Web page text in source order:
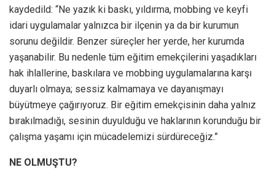
kaydedild: “Ne yazık ki baskı, yıldırma, mobbing ve keyfi
idari uygulamalar yalnızca bir ilçenin ya da bir kurumun
sorunu değildir. Benzer süreçler her yerde, her kurumda
yaşanabilir. Bu nedenle tüm eğitim emekçilerini yaşadıkları
hak ihlallerine, baskılara ve mobbing uygulamalarına karşı
duyarlı olmaya; sessiz kalmamaya ve dayanışmayı
büyütmeye çağırıyoruz. Bir eğitim emekçisinin daha yalnız
bırakılmadığı, sesinin duyulduğu ve haklarının korunduğu bir
çalışma yaşamı için mücadelemizi sürdüreceğiz.”
NE OLMUŞTU?